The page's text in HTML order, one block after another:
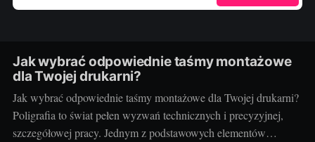
Jak wybrać odpowiednie taśmy montażowe
dla Twojej drukarni?
Jak wybrać odpowiednie taśmy montażowe dla Twojej drukarni?
Poligrafia to świat pełen wyzwań technicznych i precyzyjnej,
szczegółowej pracy. Jednym z podstawowych elementów